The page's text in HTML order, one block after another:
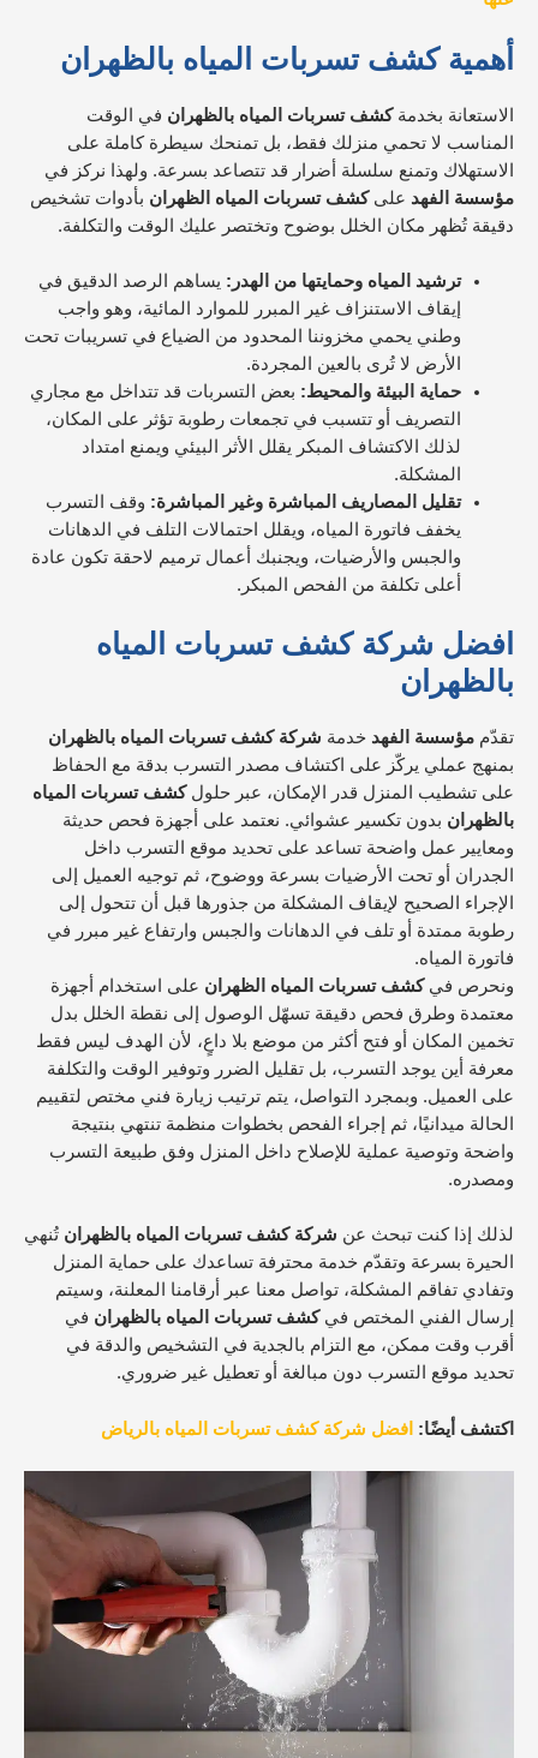
أهمية كشف تسربات المياه بالظهران
الاستعانة بخدمةكشف تسربات المياه بالظهران في الوقت
المناسب لا تحمي منزلك فقط، بل تمنحك سيطرة كاملة على
الاستهلاك وتمنع سلسلة أضرار قد تتصاعد بسرعة. ولهذا نركز في
مؤسسة الفهد علىكشف تسربات المياه الظهران بأدوات تشخيص
دقيقة تُظهر مكان الخلل بوضوح وتختصر عليك الوقت والتكلفة.
ترشيد المياه وحمايتها من الهدر: يساهم الرصد الدقيق في
إيقاف الاستنزاف غير المبرر للموارد المائية، وهو واجب
وطني يحمي مخزوننا المحدود من الضياع في تسريبات تحت
الأرض لا تُرى بالعين المجردة.
حماية البيئة والمحيط: بعض التسربات قد تتداخل مع مجاري
التصريف أو تتسبب في تجمعات رطوبة تؤثر على المكان،
لذلك الاكتشاف المبكر يقلل الأثر البيئي ويمنع امتداد
المشكلة.
تقليل المصاريف المباشرة وغير المباشرة: وقف التسرب
يخفف فاتورة المياه، ويقلل احتمالات التلف في الدهانات
والجبس والأرضيات، ويجنبك أعمال ترميم لاحقة تكون عادة
أعلى تكلفة من الفحص المبكر.
افضل شركة كشف تسربات المياه
بالظهران
تقدّم مؤسسة الفهد خدمة شركة كشف تسربات المياه بالظهران
بمنهج عملي يركّز على اكتشاف مصدر التسرب بدقة مع الحفاظ
على تشطيب المنزل قدر الإمكان، عبر حلولكشف تسربات المياه
بالظهران بدون تكسير عشوائي. نعتمد على أجهزة فحص حديثة
ومعايير عمل واضحة تساعد على تحديد موقع التسرب داخل
الجدران أو تحت الأرضيات بسرعة ووضوح، ثم توجيه العميل إلى
الإجراء الصحيح لإيقاف المشكلة من جذورها قبل أن تتحول إلى
رطوبة ممتدة أو تلف في الدهانات والجبس وارتفاع غير مبرر في
فاتورة المياه.
ونحرص فيكشف تسربات المياه الظهران على استخدام أجهزة
معتمدة وطرق فحص دقيقة تسهّل الوصول إلى نقطة الخلل بدل
تخمين المكان أو فتح أكثر من موضع بلا داعٍ، لأن الهدف ليس فقط
معرفة أين يوجد التسرب، بل تقليل الضرر وتوفير الوقت والتكلفة
على العميل. وبمجرد التواصل، يتم ترتيب زيارة فني مختص لتقييم
الحالة ميدانيًا، ثم إجراء الفحص بخطوات منظمة تنتهي بنتيجة
واضحة وتوصية عملية للإصلاح داخل المنزل وفق طبيعة التسرب
ومصدره.
لذلك إذا كنت تبحث عن شركة كشف تسربات المياه بالظهران تُنهي
الحيرة بسرعة وتقدّم خدمة محترفة تساعدك على حماية المنزل
وتفادي تفاقم المشكلة، تواصل معنا عبر أرقامنا المعلنة، وسيتم
إرسال الفني المختص فيكشف تسربات المياه بالظهران في
أقرب وقت ممكن، مع التزام بالجدية في التشخيص والدقة في
تحديد موقع التسرب دون مبالغة أو تعطيل غير ضروري.
اكتشف أيضًا: افضل شركة كشف تسربات المياه بالرياض